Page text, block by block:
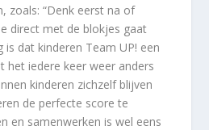
zoals: “Denk eerst na of
direct met de blokjes gaat
is dat kinderen Team UP! een
het iedere keer weer anders
kinderen zichzelf blijven
de perfecte score te
en samenwerken is wel eens